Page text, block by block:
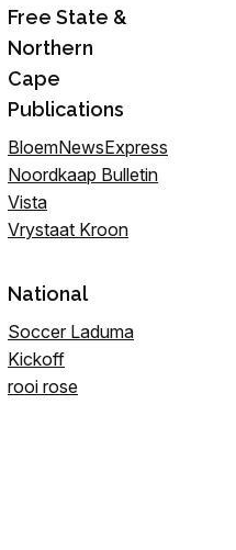
Free State &
Northern
Cape
Publications
BloemNewsExpress
Noordkaap Bulletin
Vista
Vrystaat Kroon
National
Soccer Laduma
Kickoff
rooi rose